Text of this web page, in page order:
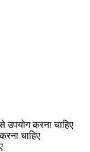
उपयोग करना चाहिए
चाहिए